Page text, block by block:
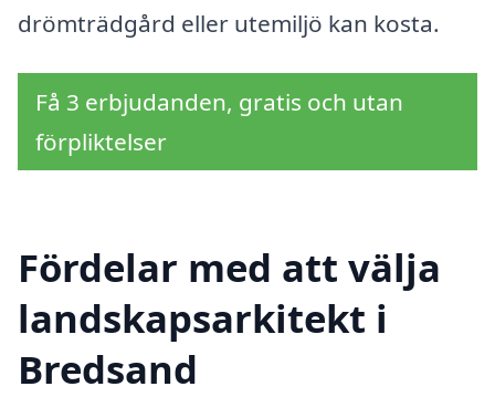
drömträdgård eller utemiljö kan kosta.
Få 3 erbjudanden, gratis och utan
förpliktelser
Fördelar med att välja
landskapsarkitekt i
Bredsand